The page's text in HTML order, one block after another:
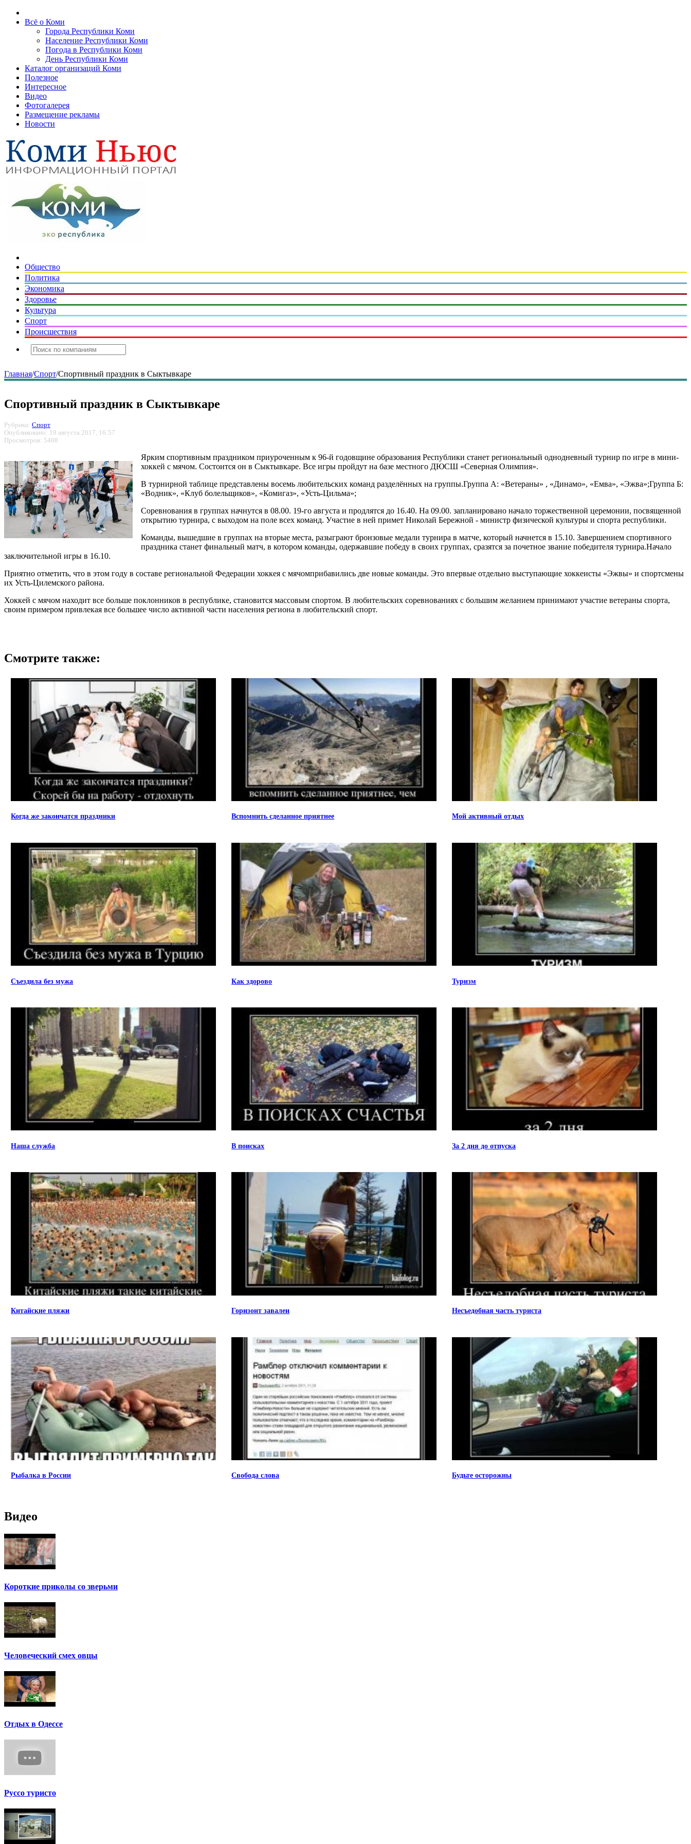
Всё о Коми
Города Республики Коми
Население Республики Коми
Погода в Республики Коми
День Республики Коми
Каталог организаций Коми
Полезное
Интересное
Видео
Фотогалерея
Размещение рекламы
Новости
Общество
Политика
Экономика
Здоровье
Культура
Спорт
Происшествия
Главная/Спорт/Спортивный праздник в Сыктывкаре
Спортивный праздник в Сыктывкаре
Рубрика: Спорт
Опубликовано: 19 августа 2017, 16:57
Просмотров: 5408
Ярким спортивным праздником приуроченным к 96-й годовщине образования Республики станет региональный однодневный турнир по игре в мини-
хоккей с мячом. Состоится он в Сыктывкаре. Все игры пройдут на базе местного ДЮСШ «Северная Олимпия».
В турнирной таблице представлены восемь любительских команд разделённых на группы.Группа А: «Ветераны» , «Динамо», «Емва», «Эжва»;Группа Б:
«Водник», «Клуб болельщиков», «Комигаз», «Усть-Цильма»;
Соревнования в группах начнутся в 08.00. 19-го августа и продлятся до 16.40. На 09.00. запланировано начало торжественной церемонии, посвященной
открытию турнира, с выходом на поле всех команд. Участие в ней примет Николай Бережной - министр физической культуры и спорта республики.
Команды, вышедшие в группах на вторые места, разыграют бронзовые медали турнира в матче, который начнется в 15.10. Завершением спортивного
праздника станет финальный матч, в котором команды, одержавшие победу в своих группах, сразятся за почетное звание победителя турнира.Начало
заключительной игры в 16.10.
Приятно отметить, что в этом году в составе региональной Федерации хоккея с мячомприбавились две новые команды. Это впервые отдельно выступающие хоккеисты «Эжвы» и спортсмены
их Усть-Цилемского района.
Хоккей с мячом находит все больше поклонников в республике, становится массовым спортом. В любительских соревнованиях с большим желанием принимают участие ветераны спорта,
своим примером привлекая все большее число активной части населения региона в любительский спорт.
Смотрите также:
Когда же закончатся праздники Вспомнить сделанное приятнее Мой активный отдых
Съездила без мужа Как здорово Туризм
Наша служба В поисках За 2 дня до отпуска
Китайские пляжи Горизонт завален Несъедобная часть туриста
Рыбалка в России Свобода слова Будьте осторожны
Видео
Короткие приколы со зверьми
Человеческий смех овцы
Отдых в Одессе
Руссо туристо